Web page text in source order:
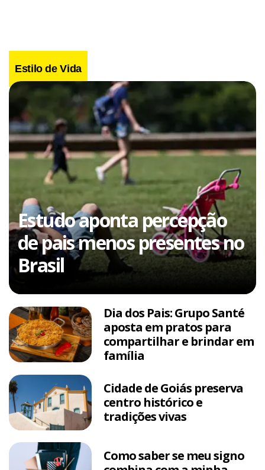
Estilo de Vida
Estudo aponta percepção
de pais menos presentes no
Brasil
Dia dos Pais: Grupo Santé
aposta em pratos para
compartilhar e brindar em
família
Cidade de Goiás preserva
centro histórico e
tradições vivas
Como saber se meu signo